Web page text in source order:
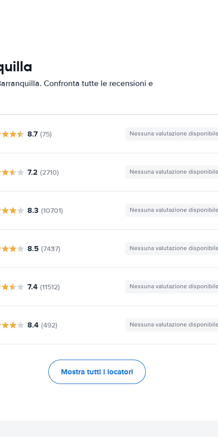
Confronta tutte le recensioni e
8.7 (75) Nessuna valutazione disponibile
7.2 (2710) Nessuna valutazione disponibile
8.3 (10701) Nessuna valutazione disponibile
8.5 (7437) Nessuna valutazione disponibile
7.4 (11512) Nessuna valutazione disponibile
8.4 (492) Nessuna valutazione disponibile
Mostra tutti i locatori